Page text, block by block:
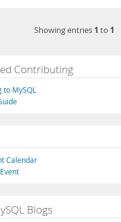
Showing entries 1 to 1
Contributing
MySQL
Calendar
Blogs